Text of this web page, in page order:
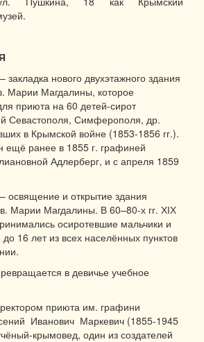
– закладка нового двухэтажного здания
Марии Магдалины, которое
приюта на 60 детей-сирот
Севастополя, Симферополя, др.
в Крымской войне (1853-1856 гг.).
ещё ранее в 1855 г. графиней
Адлерберг, и с апреля 1859
– освящение и открытие здания
Марии Магдалины. В 60–80-х гг. ХІХ
осиротевшие мальчики и
до 16 лет из всех населённых пунктов
в девичье учебное
приюта им. графини
Иванович Маркевич (1855-1945
крымовед, один из создателей